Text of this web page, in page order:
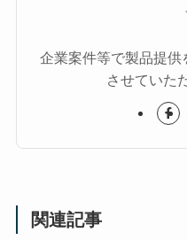
企業案件等で製品提
させていた
関連記事